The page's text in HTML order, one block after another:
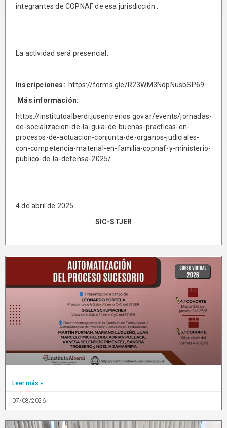
integrantes de COPNAF de esa jurisdicción .
La actividad será presencial.
Inscripciones: https://forms.gle/R23WM3NdpNusbSP69
Más información:
https://institutoalberdi.jusentrerios.gov.ar/events/jornadas-
de-socializacion-de-la-guia-de-buenas-practicas-en-
procesos-de-actuacion-conjunta-de-organos-judiciales-
con-competencia-material-en-familia-copnaf-y-ministerio-
publico-de-la-defensa-2025/
4 de abril de 2025
SIC-STJER
Leer más »
07/08/2026